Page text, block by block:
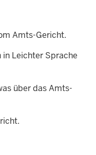
Amts-Gericht.
Leichter Sprache
über das Amts-